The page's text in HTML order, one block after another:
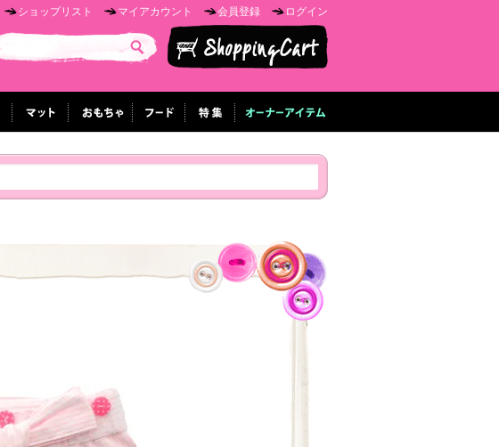
ログイン
会員登録
マイアカウント
ショップリスト